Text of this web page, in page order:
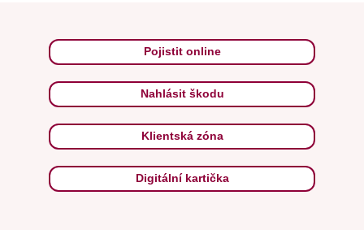
Pojistit online
Nahlásit škodu
Klientská zóna
Digitální kartička